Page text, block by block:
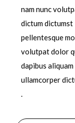
nam nunc
dictum dictumst
pellentesque
volutpat dolor
dapibus
ullamcorper
.